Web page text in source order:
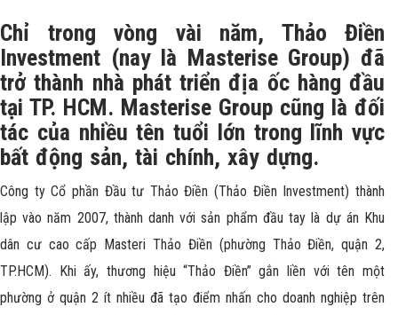
Chỉ trong vòng vài năm, Thảo Điền
Investment (nay là Masterise Group) đã
trở thành nhà phát triển địa ốc hàng đầu
tại TP. HCM. Masterise Group cũng là đối
tác của nhiều tên tuổi lớn trong lĩnh vực
bất động sản, tài chính, xây dựng.
Công ty Cổ phần Đầu tư Thảo Điền (Thảo Điền Investment) thành
lập vào năm 2007, thành danh với sản phẩm đầu tay là dự án Khu
dân cư cao cấp Masteri Thảo Điền (phường Thảo Điền, quận 2,
TP.HCM). Khi ấy, thương hiệu “Thảo Điền” gắn liền với tên một
phường ở quận 2 ít nhiều đã tạo điểm nhấn cho doanh nghiệp trên